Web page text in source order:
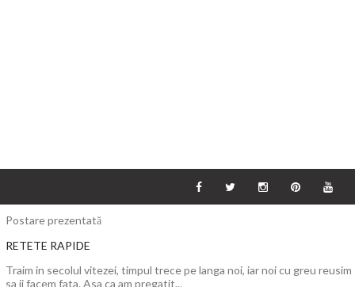
Postare prezentată
RETETE RAPIDE
Traim in secolul vitezei, timpul trece pe langa noi, iar noi cu greu reusim
sa ii facem fata. Asa ca am pregatit...